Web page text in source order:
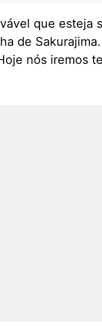
que esteja
de
nós iremos